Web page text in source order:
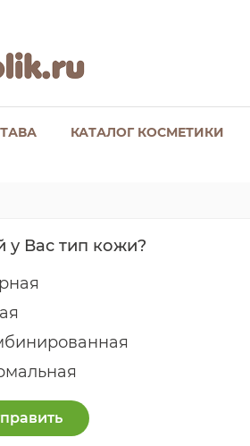
КАТАЛОГ КОСМЕТИКИ
у Вас тип кожи?